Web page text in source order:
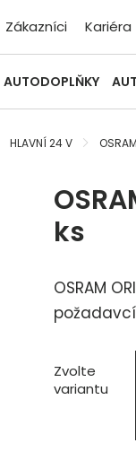
Zákazníci Kariéra
AUTODOPLŇKY
HLAVNÍ 24 V
ks
OSRAM
Zvolte
variantu